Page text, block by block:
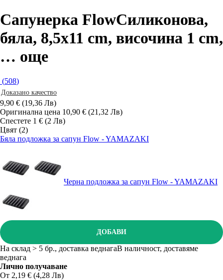
Сапунерка FlowСиликонова,
бяла, 8,5x11 cm, височина 1 cm,
… още
(508)
Доказано качество
9,90 € (19,36 Лв)
Оригинална цена 10,90 € (21,32 Лв)
Спестете 1 € (2 Лв)
Цвят (2)
Бяла подложка за сапун Flow - YAMAZAKI
Черна подложка за сапун Flow - YAMAZAKI
ДОБАВИ
На склад > 5 бр., доставка веднагаВ наличност, доставяме
веднага
Лично получаване
От 2,19 € (4,28 Лв)